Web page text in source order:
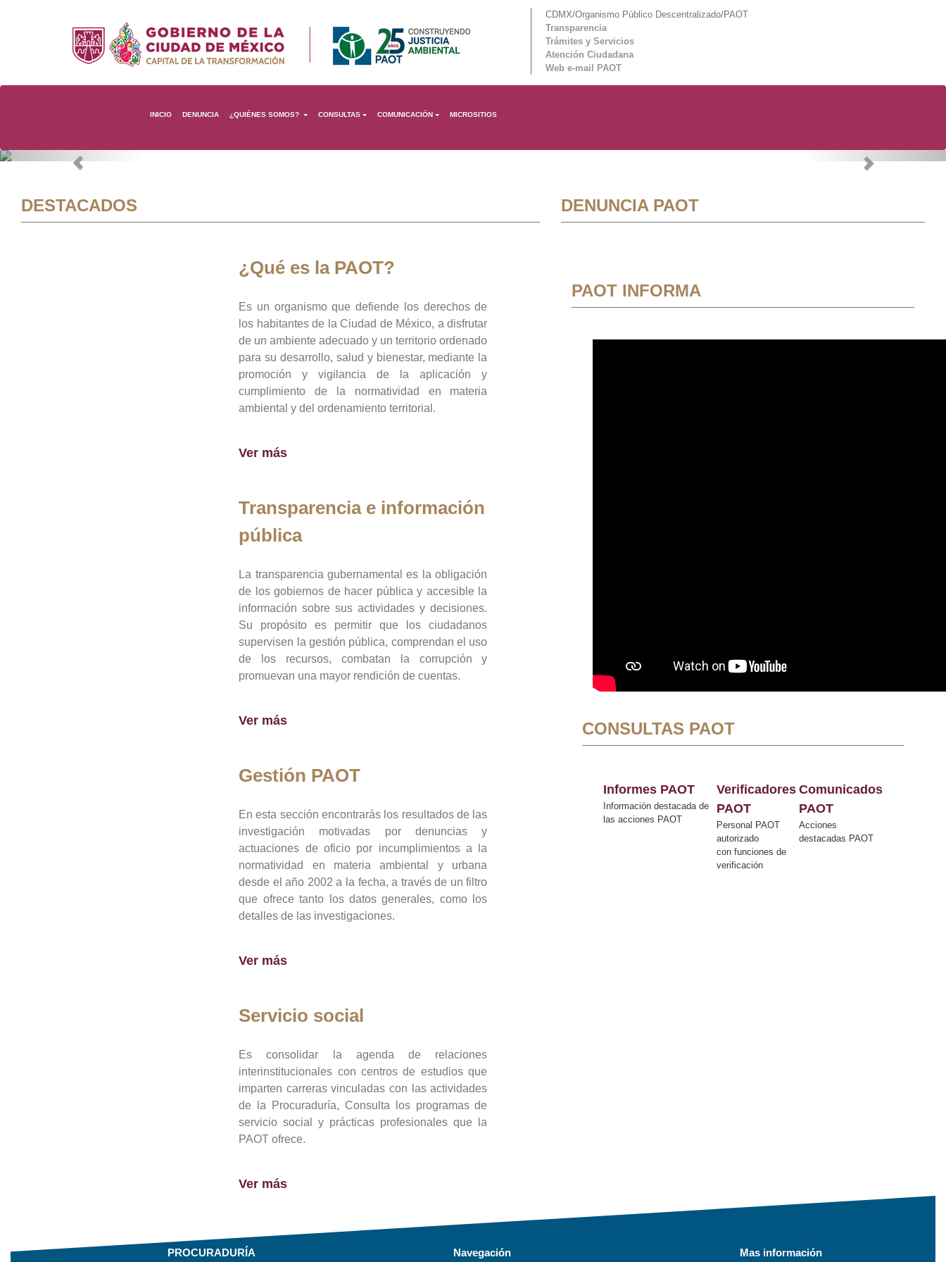
CDMX/Organismo Público Descentralizado/PAOT
Transparencia
Trámites y Servicios
Atención Ciudadana
Web e-mail PAOT
INICIO DENUNCIA ¿QUIÉNES SOMOS? CONSULTAS COMUNICACIÓN MICROSITIOS
Previous Next
DESTACADOS
¿Qué es la PAOT?
Es un organismo que defiende los derechos de
los habitantes de la Ciudad de México, a disfrutar
de un ambiente adecuado y un territorio ordenado
para su desarrollo, salud y bienestar, mediante la
promoción y vigilancia de la aplicación y
cumplimiento de la normatividad en materia
ambiental y del ordenamiento territorial.
Ver más
Transparencia e información
pública
La transparencia gubernamental es la obligación
de los gobiernos de hacer pública y accesible la
información sobre sus actividades y decisiones.
Su propósito es permitir que los ciudadanos
supervisen la gestión pública, comprendan el uso
de los recursos, combatan la corrupción y
promuevan una mayor rendición de cuentas.
Ver más
Gestión PAOT
En esta sección encontrarás los resultados de las
investigación motivadas por denuncias y
actuaciones de oficio por incumplimientos a la
normatividad en materia ambiental y urbana
desde el año 2002 a la fecha, a través de un filtro
que ofrece tanto los datos generales, como los
detalles de las investigaciones.
Ver más
Servicio social
Es consolidar la agenda de relaciones
interinstitucionales con centros de estudios que
imparten carreras vinculadas con las actividades
de la Procuraduría, Consulta los programas de
servicio social y prácticas profesionales que la
PAOT ofrece.
Ver más
DENUNCIA PAOT
PAOT INFORMA
CONSULTAS PAOT
Informes PAOT
Información destacada de
las acciones PAOT
Verificadores
PAOT
Personal PAOT
autorizado
con funciones de
verificación
Comunicados
PAOT
Acciones
destacadas PAOT
PROCURADURÍA Navegación Mas información